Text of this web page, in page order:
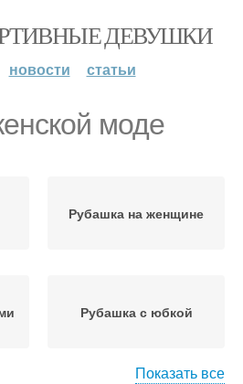
ДЕВУШКИ
новости статьи
моде
Рубашка на женщине
Рубашка с юбкой
Показать все